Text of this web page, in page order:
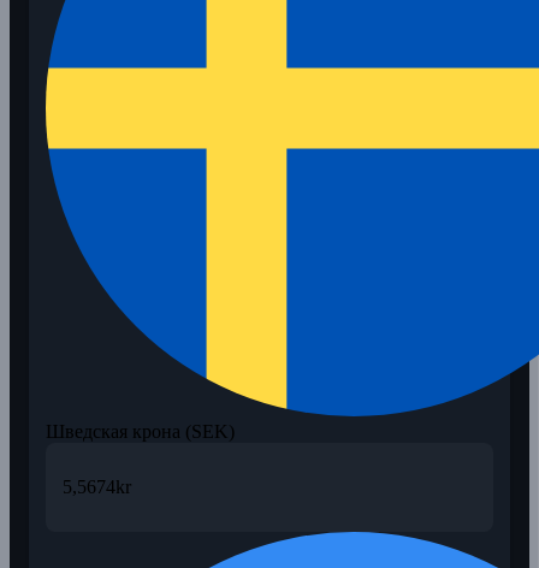
Шведская крона (SEK)
5,5674kr